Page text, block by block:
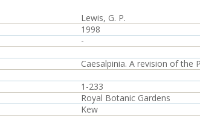
Lewis, G. P.
1998
-
Caesalpinia. A revision of the
1-233
Royal Botanic Gardens
Kew